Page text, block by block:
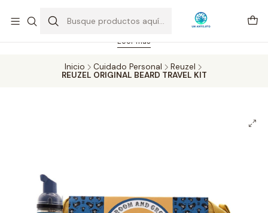
Feriado 21-05-2026 atención hasta las 14 hrs. Envío GRATIS mismo
día solo área Metropolitana Santiago por compras desde CLP 39.900.
Pedidos hasta 16 hrs., sábados y domingos hasta 14 hrs.
Leer más
Inicio Cuidado Personal
Reuzel
REUZEL ORIGINAL BEARD TRAVEL KIT